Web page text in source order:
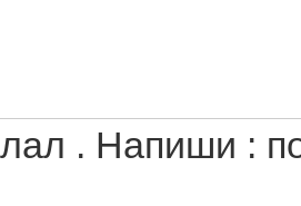
. Напиши :